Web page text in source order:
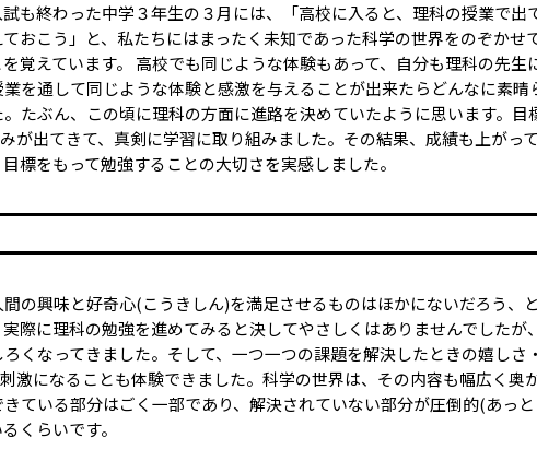
も終わった中学３年生の３月には、「高校に入ると、理科の授業で出
おこう」と、私たちにはまったく未知であった科学の世界をのぞかせ
覚えています。 高校でも同じような体験もあって、自分も理科の先生
を通して同じような体験と感激を与えることが出来たらどんなに素晴
たぶん、この頃に理科の方面に進路を決めていたように思います。目
が出てきて、真剣に学習に取り組みました。その結果、成績も上がっ
標をもって勉強することの大切さを実感しました。
の興味と好奇心(こうきしん)を満足させるものはほかにないだろう、
際に理科の勉強を進めてみると決してやさしくはありませんでしたが
くなってきました。そして、一つ一つの課題を解決したときの嬉しさ
激になることも体験できました。科学の世界は、その内容も幅広く奥
ている部分はごく一部であり、解決されていない部分が圧倒的(あっ
くらいです。